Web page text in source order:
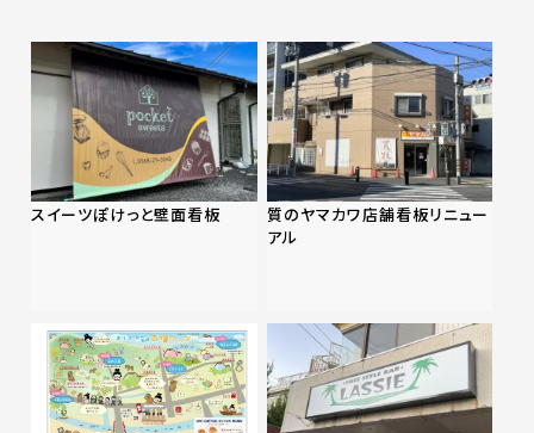
スイーツぽけっと壁面看板
質のヤマカワ店舗看板リニュー
アル